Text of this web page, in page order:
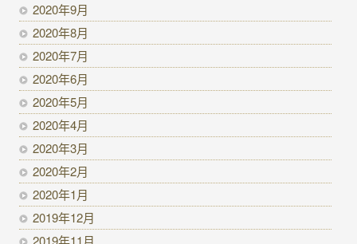
2020年9月
2020年8月
2020年7月
2020年6月
2020年5月
2020年4月
2020年3月
2020年2月
2020年1月
2019年12月
2019年11月